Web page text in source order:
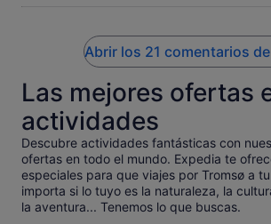
Abrir los 21 comentarios
Las mejores ofertas
actividades
Descubre actividades fantásticas con
ofertas en todo el mundo. Expedia te
especiales para que viajes por Tromsø a
importa si lo tuyo es la naturaleza, la
la aventura... Tenemos lo que buscas.